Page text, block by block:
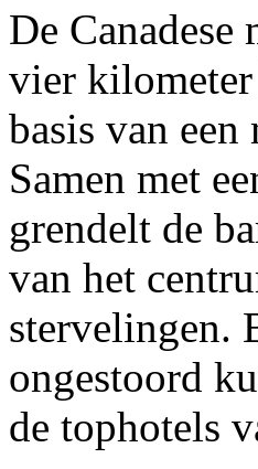
De
vier kilometer
basis van een
Samen met
grendelt de
van het
stervelingen.
ongestoord
de tophotels